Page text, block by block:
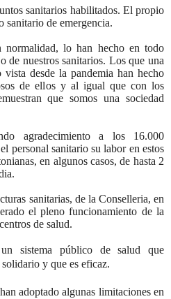
sanitarios habilitados. El propio
sanitario de emergencia.
normalidad, lo han hecho en todo
de nuestros sanitarios. Los que una
desde la pandemia han hecho
de ellos y al igual que con los
que somos una sociedad
agradecimiento a los 16.000
personal sanitario su labor en estos
en algunos casos, de hasta 2
sanitarias, de la Conselleria, en
el pleno funcionamiento de la
de salud.
un sistema público de salud que
y que es eficaz.
adoptado algunas limitaciones en